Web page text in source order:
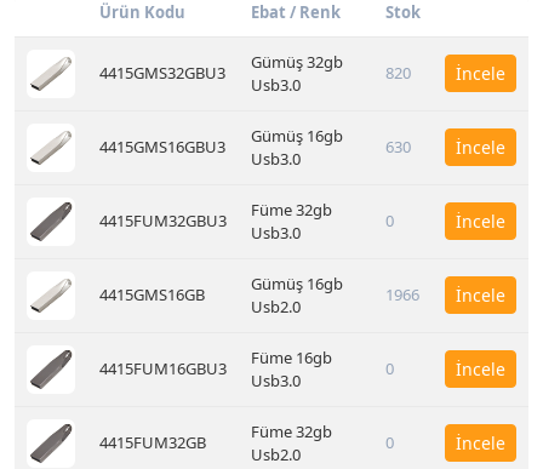
Ürün Kodu Ebat / Renk Stok
4415GMS32GBU3
Gümüş 32gb
Usb3.0
820 İncele
4415GMS16GBU3
Gümüş 16gb
Usb3.0
630 İncele
4415FUM32GBU3
Füme 32gb
Usb3.0
0 İncele
4415GMS16GB
Gümüş 16gb
Usb2.0
1966 İncele
4415FUM16GBU3
Füme 16gb
Usb3.0
0 İncele
4415FUM32GB
Füme 32gb
Usb2.0
0 İncele